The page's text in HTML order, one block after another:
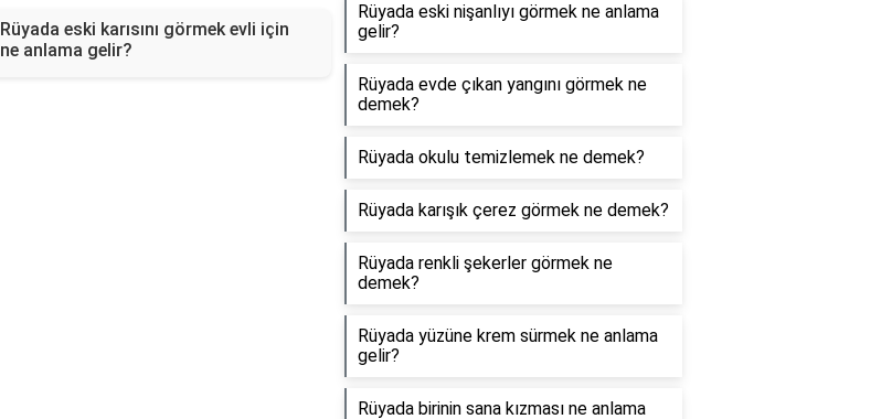
Rüyada eski karısını görmek evli için
ne anlama gelir?
Rüyada eski nişanlıyı görmek ne anlama
gelir?
Rüyada evde çıkan yangını görmek ne
demek?
Rüyada okulu temizlemek ne demek?
Rüyada karışık çerez görmek ne demek?
Rüyada renkli şekerler görmek ne
demek?
Rüyada yüzüne krem sürmek ne anlama
gelir?
Rüyada birinin sana kızması ne anlama